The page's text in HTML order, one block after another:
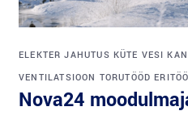
ELEKTER JAHUTUS KÜTE VESI
VENTILATSIOON TORUTÖÖD
Nova24